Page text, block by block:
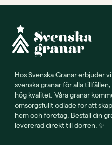
Hos Svenska Granar erbjuder
svenska granar för alla
hög kvalitet. Våra granar
omsorgsfullt odlade för att
hem och företag. Beställ din
levererad direkt till dörren. ✨